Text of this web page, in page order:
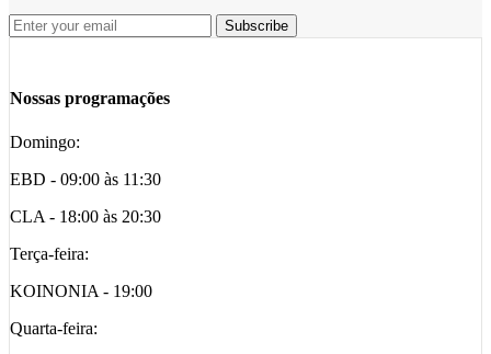
Nossas programações
Domingo:
EBD - 09:00 às 11:30
CLA - 18:00 às 20:30
Terça-feira:
KOINONIA - 19:00
Quarta-feira: